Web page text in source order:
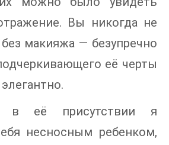
Вы никогда не
макияжа — безупречно
её черты
в её присутствии я
несносным ребенком,